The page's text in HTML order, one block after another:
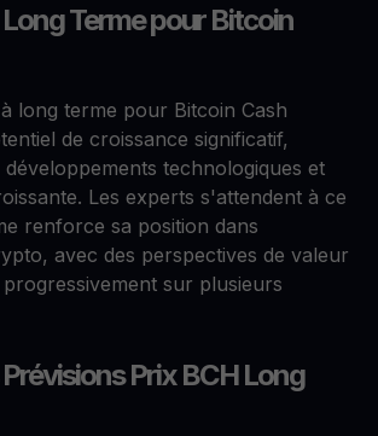
Terme pour Bitcoin
long terme pour Bitcoin Cash
de croissance significatif,
technologiques et
Les experts s'attendent à ce
renforce sa position dans
avec des perspectives de valeur
sur plusieurs
Prix BCH Long